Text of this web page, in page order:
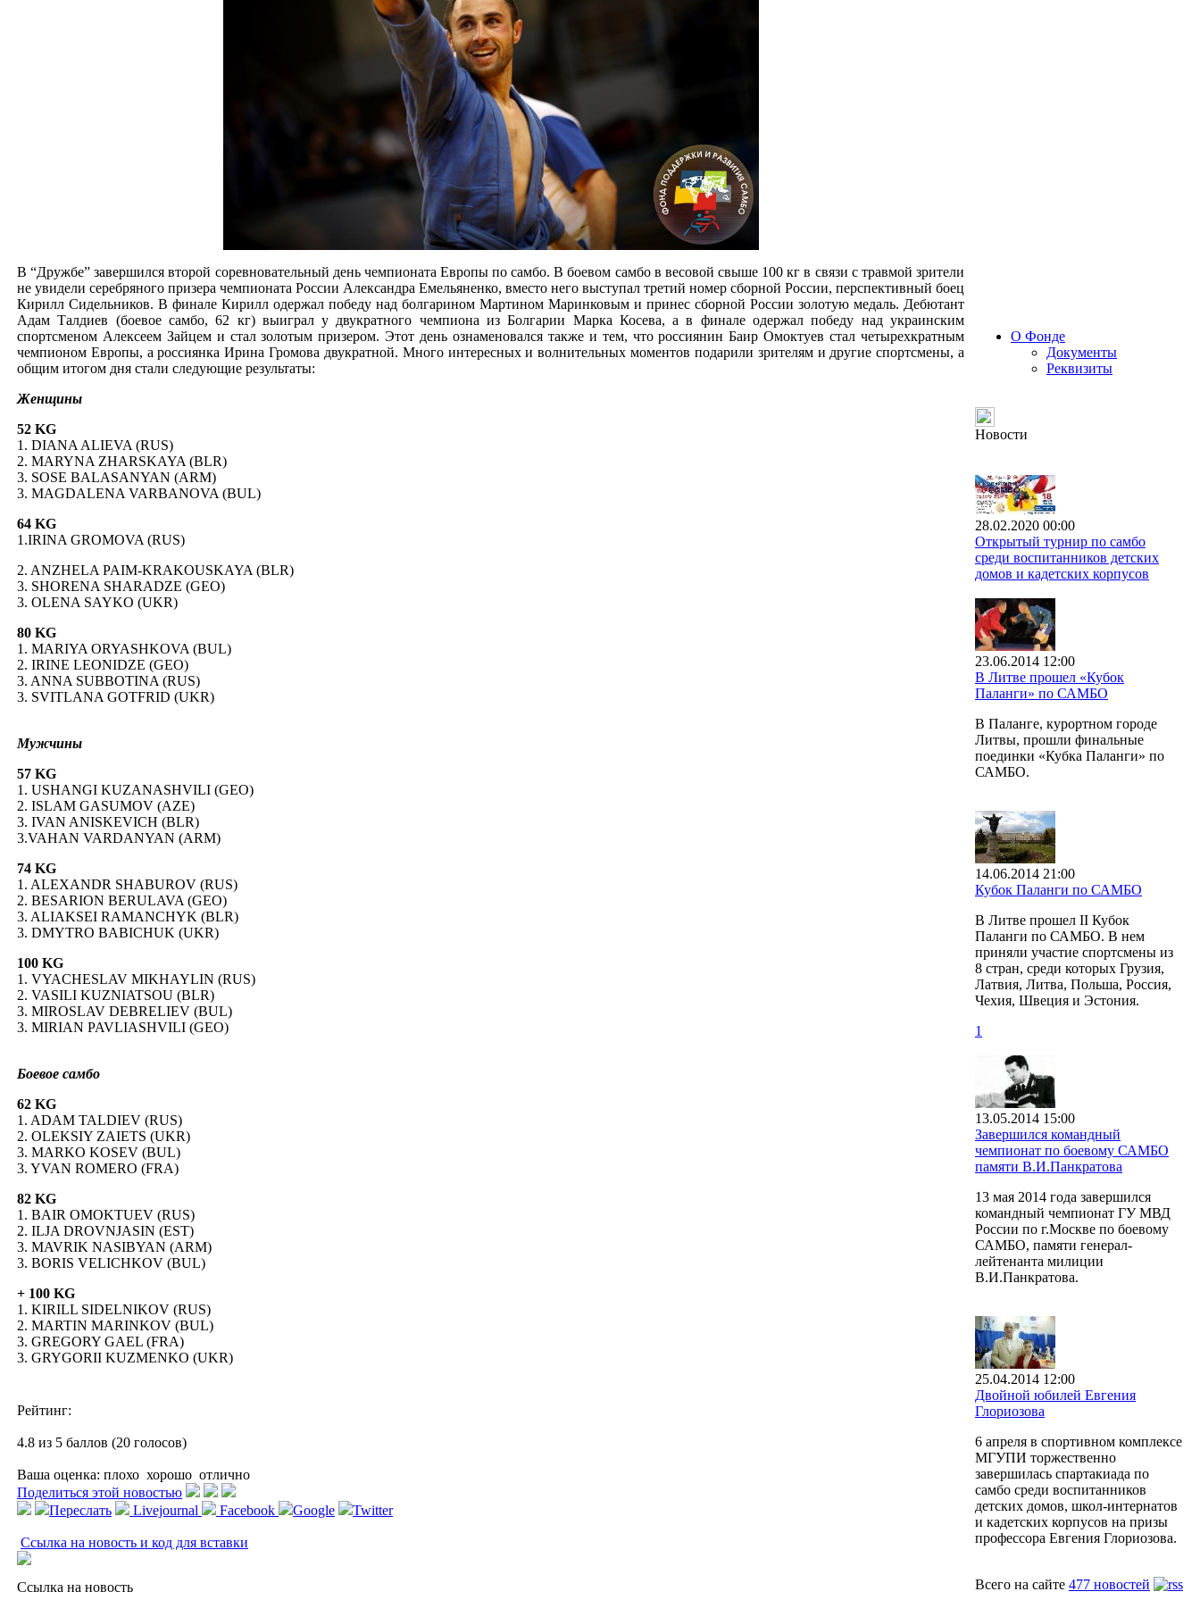
В “Дружбе” завершился второй соревновательный день чемпионата Европы по самбо. В боевом самбо в весовой свыше 100 кг в связи с травмой зрители
не увидели серебряного призера чемпионата России Александра Емельяненко, вместо него выступал третий номер сборной России, перспективный боец
Кирилл Сидельников. В финале Кирилл одержал победу над болгарином Мартином Маринковым и принес сборной России золотую медаль. Дебютант
Адам Талдиев (боевое самбо, 62 кг) выиграл у двукратного чемпиона из Болгарии Марка Косева, а в финале одержал победу над украинским
спортсменом Алексеем Зайцем и стал золотым призером. Этот день ознаменовался также и тем, что россиянин Баир Омоктуев стал четырехкратным
чемпионом Европы, а россиянка Ирина Громова двукратной. Много интересных и волнительных моментов подарили зрителям и другие спортсмены, а
общим итогом дня стали следующие результаты:
Женщины
52 KG
1. DIANA ALIEVA (RUS)
2. MARYNA ZHARSKAYA (BLR)
3. SOSE BALASANYAN (ARM)
3. MAGDALENA VARBANOVA (BUL)
64 KG
1.IRINA GROMOVA (RUS)
2. ANZHELA PAIM-KRAKOUSKAYA (BLR)
3. SHORENA SHARADZE (GEO)
3. OLENA SAYKO (UKR)
80 KG
1. MARIYA ORYASHKOVA (BUL)
2. IRINE LEONIDZE (GEO)
3. ANNA SUBBOTINA (RUS)
3. SVITLANA GOTFRID (UKR)
Мужчины
57 KG
1. USHANGI KUZANASHVILI (GEO)
2. ISLAM GASUMOV (AZE)
3. IVAN ANISKEVICH (BLR)
3.VAHAN VARDANYAN (ARM)
74 KG
1. ALEXANDR SHABUROV (RUS)
2. BESARION BERULAVA (GEO)
3. ALIAKSEI RAMANCHYK (BLR)
3. DMYTRO BABICHUK (UKR)
100 KG
1. VYACHESLAV MIKHAYLIN (RUS)
2. VASILI KUZNIATSOU (BLR)
3. MIROSLAV DEBRELIEV (BUL)
3. MIRIAN PAVLIASHVILI (GEO)
Боевое самбо
62 KG
1. ADAM TALDIEV (RUS)
2. OLEKSIY ZAIETS (UKR)
3. MARKO KOSEV (BUL)
3. YVAN ROMERO (FRA)
82 KG
1. BAIR OMOKTUEV (RUS)
2. ILJA DROVNJASIN (EST)
3. MAVRIK NASIBYAN (ARM)
3. BORIS VELICHKOV (BUL)
+ 100 KG
1. KIRILL SIDELNIKOV (RUS)
2. MARTIN MARINKOV (BUL)
3. GREGORY GAEL (FRA)
3. GRYGORII KUZMENKO (UKR)
Рейтинг:
4.8 из 5 баллов (20 голосов)
Ваша оценка: плохо хорошо отлично
Поделиться этой новостью
Переслать
Livejournal Facebook Google Twitter
Ссылка на новость и код для вставки
Ссылка на новость
О Фонде
Документы
Реквизиты
Новости
28.02.2020 00:00
Открытый турнир по самбо
среди воспитанников детских
домов и кадетских корпусов
23.06.2014 12:00
В Литве прошел «Кубок
Паланги» по САМБО
В Паланге, курортном городе
Литвы, прошли финальные
поединки «Кубка Паланги» по
САМБО.
14.06.2014 21:00
Кубок Паланги по САМБО
В Литве прошел II Кубок
Паланги по САМБО. В нем
приняли участие спортсмены из
8 стран, среди которых Грузия,
Латвия, Литва, Польша, Россия,
Чехия, Швеция и Эстония.
1
13.05.2014 15:00
Завершился командный
чемпионат по боевому САМБО
памяти В.И.Панкратова
13 мая 2014 года завершился
командный чемпионат ГУ МВД
России по г.Москве по боевому
САМБО, памяти генерал-
лейтенанта милиции
В.И.Панкратова.
25.04.2014 12:00
Двойной юбилей Евгения
Глориозова
6 апреля в спортивном комплексе
МГУПИ торжественно
завершилась спартакиада по
самбо среди воспитанников
детских домов, школ-интернатов
и кадетских корпусов на призы
профессора Евгения Глориозова.
Всего на сайте 477 новостей